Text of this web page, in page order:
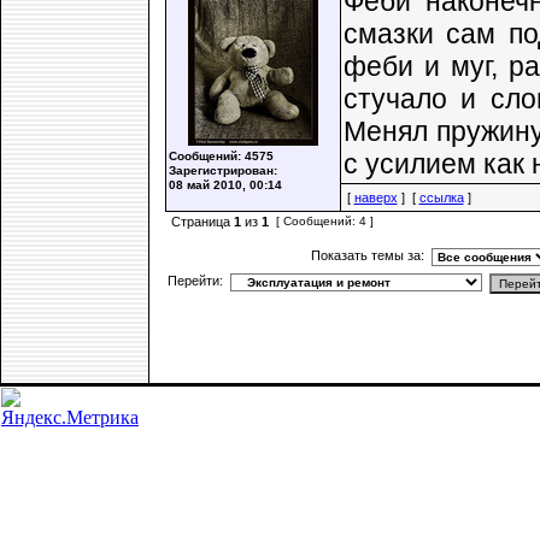
Сообщений: 4575
Зарегистрирован:
08 май 2010, 00:14
смазки сам
феби и муг,
стучало и
Менял
с усилием как
[ наверх ] [ ссылка]
Страница 1из 1 [ Сообщений: 4 ]
Показать темы за:
Перейти: